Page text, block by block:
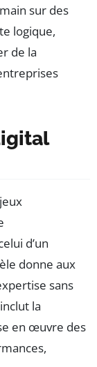
sur des
logique,
de la
d’un
donne aux
sans
la
en œuvre des